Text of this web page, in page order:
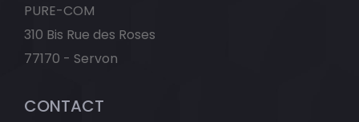
PURE-COM
310 Bis Rue des Roses
77170 - Servon
CONTACT